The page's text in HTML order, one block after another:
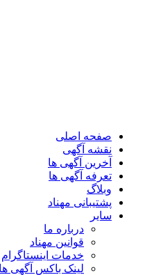
صفحه اصلی
نقشه آگهی
آخرین آگهی ها
تعرفه آگهی ها
وبلاگ
پشتیبانی مهناد
سایر
درباره ما
قوانین مهناد
خدمات اینستاگرام
لینک باکس آگهی ها